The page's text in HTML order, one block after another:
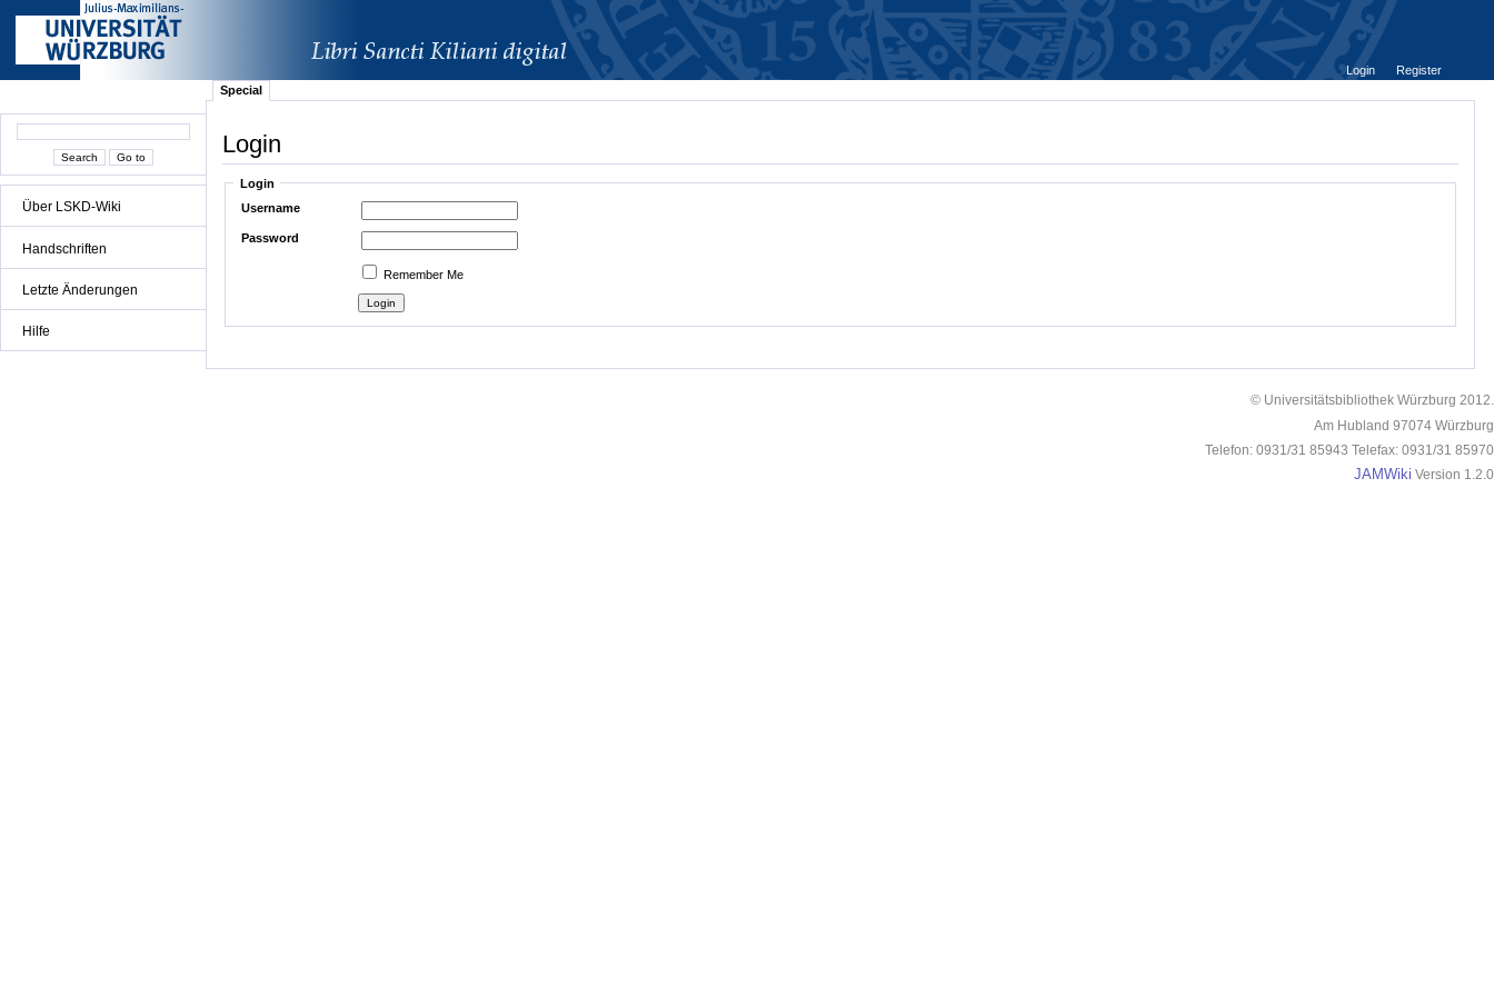
Über LSKD-Wiki
Handschriften
Letzte Änderungen
Hilfe
Login
Register
Special
Login
Login
Username
Password
Remember Me
© Universitätsbibliothek Würzburg 2012.
Am Hubland 97074 Würzburg
Telefon: 0931/31 85943 Telefax: 0931/31 85970
JAMWiki Version 1.2.0